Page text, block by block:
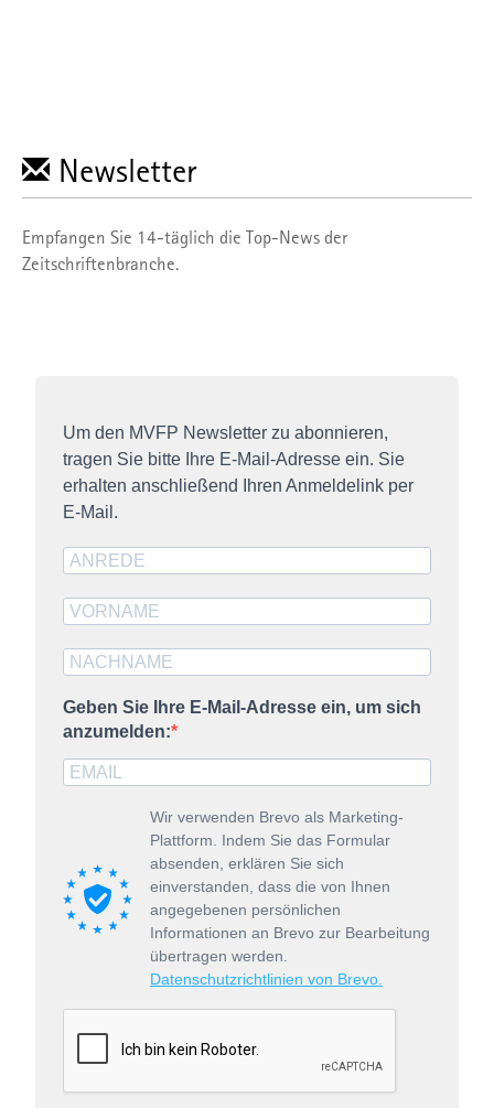
Newsletter
Empfangen Sie 14-täglich die Top-News der
Zeitschriftenbranche.
Um den MVFP Newsletter zu abonnieren,
tragen Sie bitte Ihre E-Mail-Adresse ein. Sie
erhalten anschließend Ihren Anmeldelink per
E-Mail.
Geben Sie Ihre E-Mail-Adresse ein, um sich
anzumelden:
Wir verwenden Brevo als Marketing-
Plattform. Indem Sie das Formular
absenden, erklären Sie sich
einverstanden, dass die von Ihnen
angegebenen persönlichen
Informationen an Brevo zur Bearbeitung
übertragen werden.
Datenschutzrichtlinien von Brevo.